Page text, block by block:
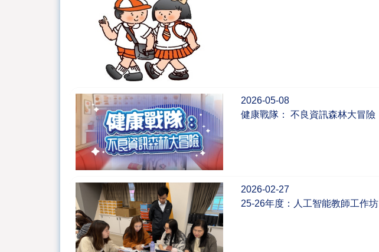
2026-05-08
健康戰隊： 不良資訊森林大冒險
2026-02-27
25-26年度：人工智能教師工作坊